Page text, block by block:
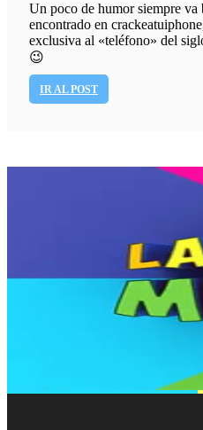
Un poco de humor siempre va
encontrado en
exclusiva al «teléfono» del
😉
IR AL POST